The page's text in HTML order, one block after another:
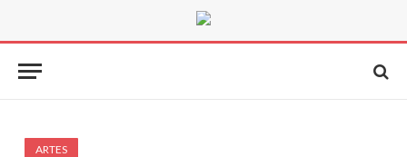
ARTES